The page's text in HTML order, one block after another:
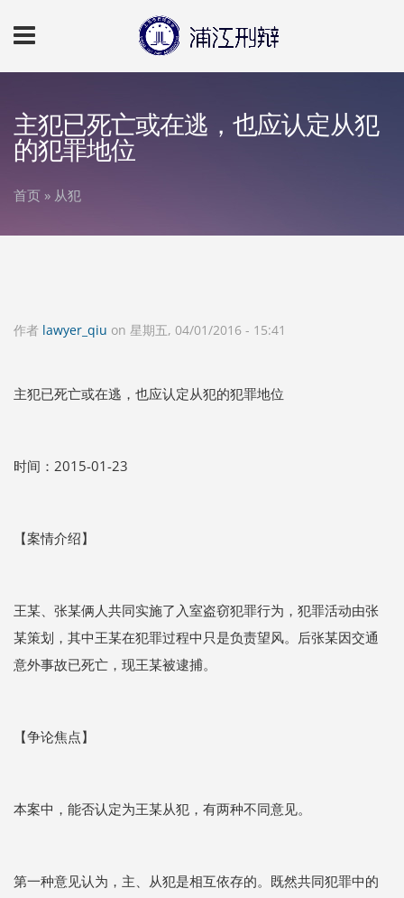
主犯已死亡或在逃，也应认定从犯
的犯罪地位
首页 » 从犯
作者 lawyer_qiu on 星期五, 04/01/2016 - 15:41
主犯已死亡或在逃，也应认定从犯的犯罪地位
时间：2015-01-23
【案情介绍】
王某、张某俩人共同实施了入室盗窃犯罪行为，犯罪活动由张
某策划，其中王某在犯罪过程中只是负责望风。后张某因交通
意外事故已死亡，现王某被逮捕。
【争论焦点】
本案中，能否认定为王某从犯，有两种不同意见。
第一种意见认为，主、从犯是相互依存的。既然共同犯罪中的